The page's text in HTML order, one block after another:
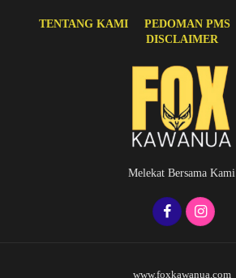
TENTANG KAMI PEDOMAN PMS
DISCLAIMER
Melekat Bersama Kami
www.foxkawanua.com